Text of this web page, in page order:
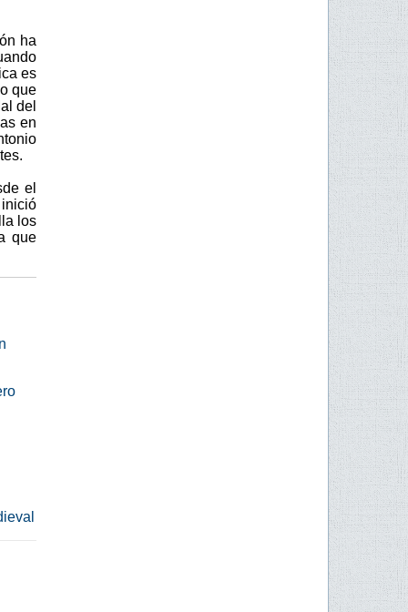
ha
es
que
del
en
el
los
que